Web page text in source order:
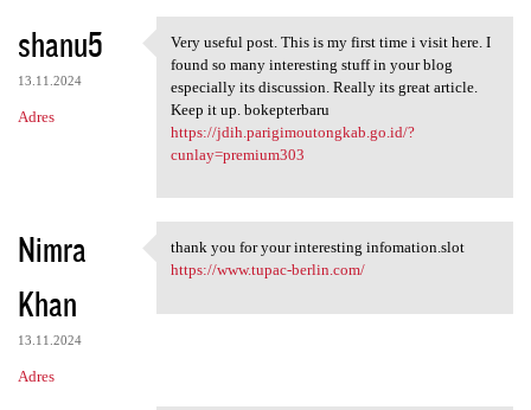
shanu5
13.11.2024
Adres
Very useful post. This is my
Very useful post. This is my first time i visit here. I
found so many interesting stuff in your blog
especially its discussion. Really its great article.
Keep it up. bokepterbaru
https://jdih.parigimoutongkab.go.id/?
cunlay=premium303
Nimra
Khan
13.11.2024
Adres
thank you for your
thank you for your interesting infomation.slot
https://www.tupac-berlin.com/